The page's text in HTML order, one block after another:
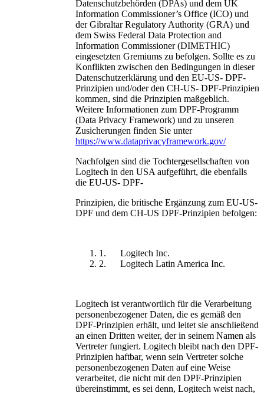
Datenschutzbehörden (DPAs) und dem UK
Information Commissioner’s Office (ICO) und
der Gibraltar Regulatory Authority (GRA) und
dem Swiss Federal Data Protection and
Information Commissioner (DIMETHIC)
eingesetzten Gremiums zu befolgen. Sollte es zu
Konflikten zwischen den Bedingungen in dieser
Datenschutzerklärung und den EU-US- DPF-
Prinzipien und/oder den CH-US- DPF-Prinzipien
kommen, sind die Prinzipien maßgeblich.
Weitere Informationen zum DPF-Programm
(Data Privacy Framework) und zu unseren
Zusicherungen finden Sie unter
https://www.dataprivacyframework.gov/
Nachfolgen sind die Tochtergesellschaften von
Logitech in den USA aufgeführt, die ebenfalls
die EU-US- DPF-
Prinzipien, die britische Ergänzung zum EU-US-
DPF und dem CH-US DPF-Prinzipien befolgen:
1. Logitech Inc.
2. Logitech Latin America Inc.
Logitech ist verantwortlich für die Verarbeitung
personenbezogener Daten, die es gemäß den
DPF-Prinzipien erhält, und leitet sie anschließend
an einen Dritten weiter, der in seinem Namen als
Vertreter fungiert. Logitech bleibt nach den DPF-
Prinzipien haftbar, wenn sein Vertreter solche
personenbezogenen Daten auf eine Weise
verarbeitet, die nicht mit den DPF-Prinzipien
übereinstimmt, es sei denn, Logitech weist nach,